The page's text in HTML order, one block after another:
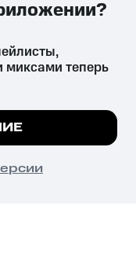
вред здоровью,
установленную
все
теперь